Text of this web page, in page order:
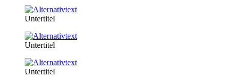
Untertitel
Untertitel
Untertitel